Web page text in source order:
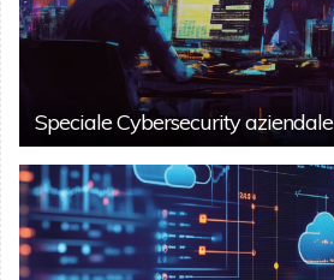
Speciale Cybersecurity aziendale